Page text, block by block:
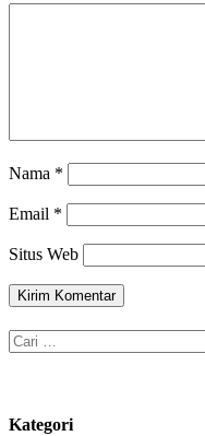
Nama *
Email *
Situs Web
Cari
untuk:
Kategori